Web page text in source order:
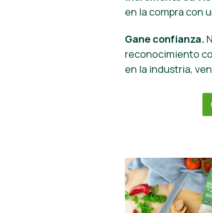
en la compra con
Gane confianza.
reconocimiento
en la industria,